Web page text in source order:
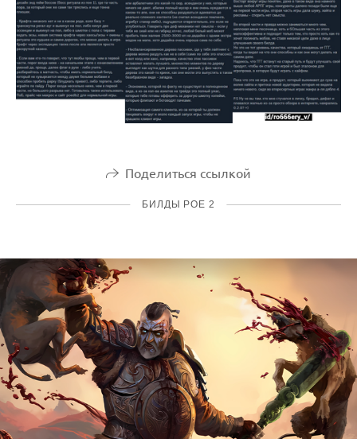
Поделиться ссылкой
БИЛДЫ POE 2